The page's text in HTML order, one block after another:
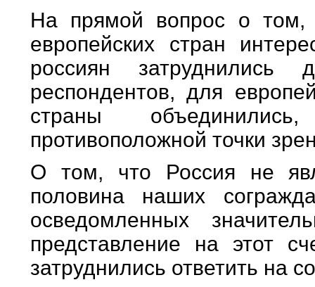
На прямой вопрос о том,
европейских стран
россиян
респондентов, для
страны
противоположной точки
О том, что Россия не
половина наших
осведомленных
представление на этот
затруднились ответить на